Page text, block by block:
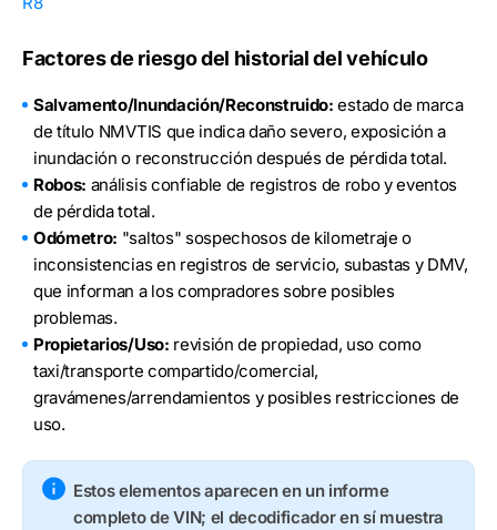
Factores de riesgo del historial del vehículo
Salvamento/Inundación/Reconstruido: estado de marca
de título NMVTIS que indica daño severo, exposición a
inundación o reconstrucción después de pérdida total.
Robos: análisis confiable de registros de robo y eventos
de pérdida total.
Odómetro: "saltos" sospechosos de kilometraje o
inconsistencias en registros de servicio, subastas y DMV,
que informan a los compradores sobre posibles
problemas.
Propietarios/Uso: revisión de propiedad, uso como
taxi/transporte compartido/comercial,
gravámenes/arrendamientos y posibles restricciones de
uso.
Estos elementos aparecen en un informe
completo de VIN; el decodificador en sí muestra